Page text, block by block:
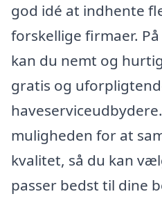
god idé at indhente
forskellige firmaer.
kan du nemt og
gratis og
muligheden for at
kvalitet, så du kan
passer bedst til dine